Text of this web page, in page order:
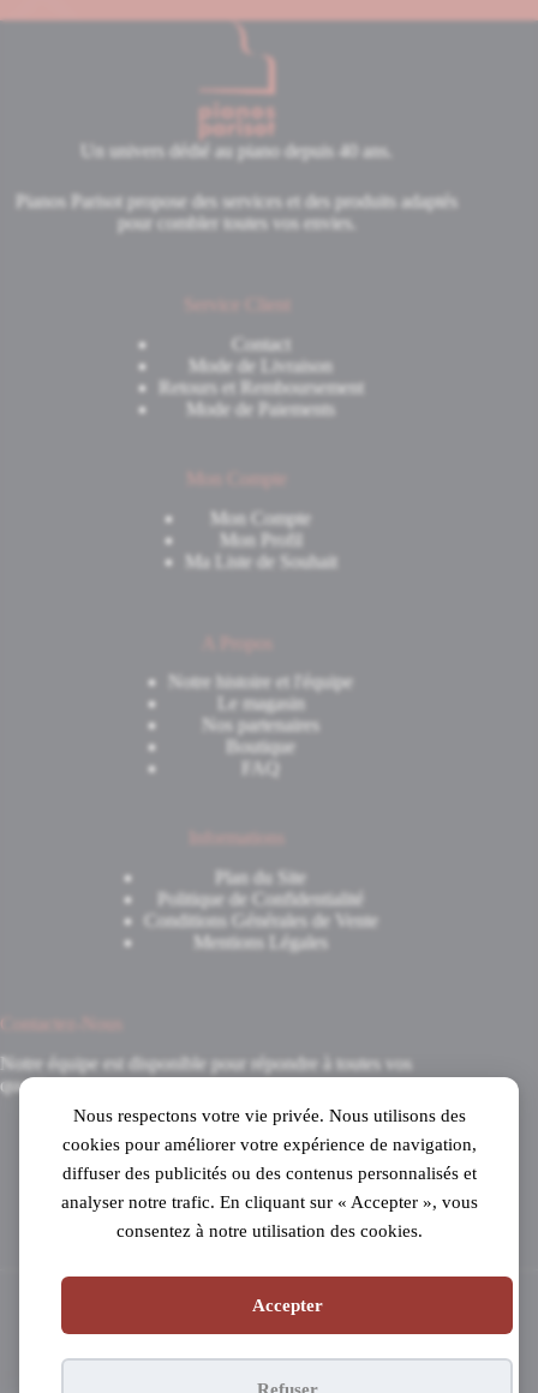
Nous respectons votre vie privée. Nous utilisons des
cookies pour améliorer votre expérience de navigation,
diffuser des publicités ou des contenus personnalisés et
analyser notre trafic. En cliquant sur « Accepter », vous
consentez à notre utilisation des cookies.
Accepter
Un univers dédié au piano depuis 40 ans.
Pianos Parisot propose des services et des produits adaptés
pour combler toutes vos envies.
Contact
Mode de Livraison
Retours et Remboursement
Mode de Paiements
Mon Compte
Mon Profil
Ma Liste de Souhait
Notre histoire et l'équipe
Le magasin
Nos partenaires
Boutique
FAQ
Plan du Site
Politique de Confidentialité
Conditions Générales de Vente
Mentions Légales
Contactez-Nous
Notre équipe est disponible pour répondre à toutes vos
questions.
8 Avenue du 8 Mai 1945
31520 Ramonville-Saint-Agne
Mardi au samedi
de 10h à 19h en continu
Copyright © 2026 - Pianos Parisot